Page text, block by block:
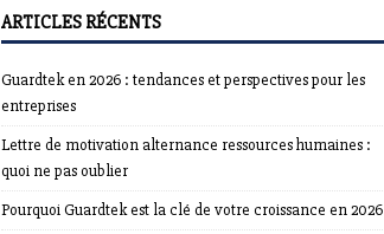
ARTICLES RÉCENTS
Guardtek en 2026 : tendances et perspectives pour les
entreprises
Lettre de motivation alternance ressources humaines :
quoi ne pas oublier
Pourquoi Guardtek est la clé de votre croissance en 2026